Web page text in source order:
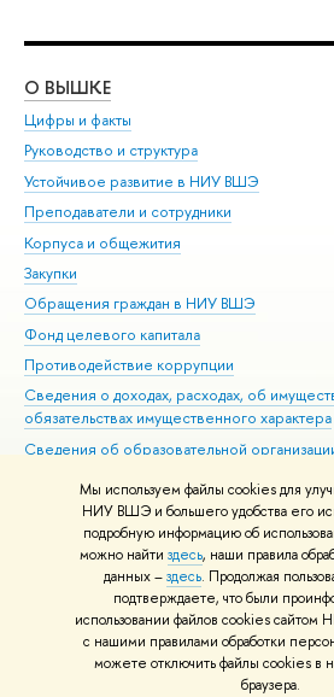
Мы используем файлы cookies для
НИУ ВШЭ и большего удобства его
подробную информацию об
можно найти здесь, наши правила
данных –здесь. Продолжая
подтверждаете, что были
использовании файлов cookies
с нашими правилами обработки
можете отключить файлы cookies в
браузера.
О ВЫШКЕ
Цифры и факты
Руководство и структура
Устойчивое развитие в НИУ ВШЭ
Преподаватели и сотрудники
Корпуса и общежития
Закупки
Обращения граждан в НИУ ВШЭ
Фонд целевого капитала
Противодействие коррупции
Сведения о доходах, расходах, об
обязательствах имущественного характера
Сведения об образовательной
Людям с ограниченными возможностями
Единая платежная страница
Работа в Вышке
© НИУ ВШЭ 1993–2026 Адреса и контакты
материалов Политика конфиденциальности
Шрифты HSE Sans и HSE Slab разработаны в